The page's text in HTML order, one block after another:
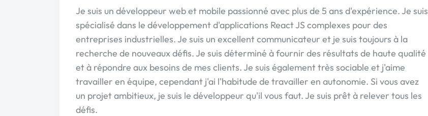
Je suis un développeur web et mobile passionné avec plus de 5 ans d'expérience. Je suis
spécialisé dans le développement d'applications React JS complexes pour des
entreprises industrielles. Je suis un excellent communicateur et je suis toujours à la
recherche de nouveaux défis. Je suis déterminé à fournir des résultats de haute qualité
et à répondre aux besoins de mes clients. Je suis également très sociable et j'aime
travailler en équipe, cependant j'ai l'habitude de travailler en autonomie. Si vous avez
un projet ambitieux, je suis le développeur qu'il vous faut. Je suis prêt à relever tous les
défis.